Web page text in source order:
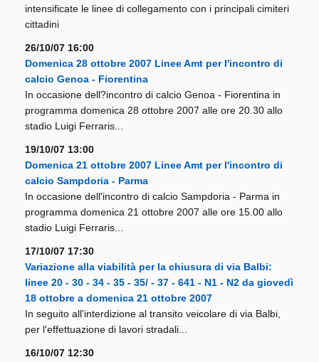
intensificate le linee di collegamento con i principali cimiteri
cittadini
26/10/07 16:00
Domenica 28 ottobre 2007 Linee Amt per l'incontro di
calcio Genoa - Fiorentina
In occasione dell?incontro di calcio Genoa - Fiorentina in
programma domenica 28 ottobre 2007 alle ore 20.30 allo
stadio Luigi Ferraris...
19/10/07 13:00
Domenica 21 ottobre 2007 Linee Amt per l'incontro di
calcio Sampdoria - Parma
In occasione dell'incontro di calcio Sampdoria - Parma in
programma domenica 21 ottobre 2007 alle ore 15.00 allo
stadio Luigi Ferraris...
17/10/07 17:30
Variazione alla viabilità per la chiusura di via Balbi:
linee 20 - 30 - 34 - 35 - 35/ - 37 - 641 - N1 - N2 da giovedì
18 ottobre a domenica 21 ottobre 2007
In seguito all'interdizione al transito veicolare di via Balbi,
per l'effettuazione di lavori stradali...
16/10/07 12:30